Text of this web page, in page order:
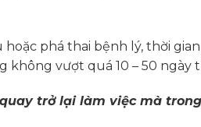
phá thai bệnh lý, thời
vượt quá 10 – 50 ngày
trở lại làm việc mà